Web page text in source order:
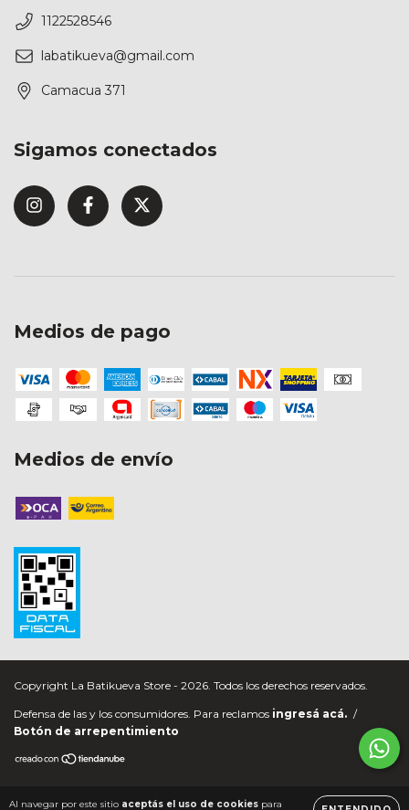
Al navegar por este sitio aceptás el uso de cookies para
1122528546
labatikueva@gmail.com
Camacua 371
Sigamos conectados
Medios de pago
Medios de envío
Copyright La Batikueva Store - 2026. Todos los derechos reservados.
Defensa de las y los consumidores. Para reclamos ingresá acá. /
Botón de arrepentimiento